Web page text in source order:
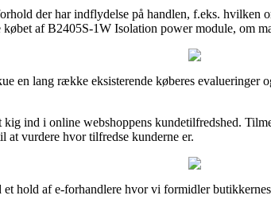
der har indflydelse på handlen, f.eks. hvilken
af B2405S-1W Isolation power module, om
en lang række eksisterende køberes evalueringer
ind i online webshoppens kundetilfredshed.
at vurdere hvor tilfredse kunderne er.
hold af e-forhandlere hvor vi formidler